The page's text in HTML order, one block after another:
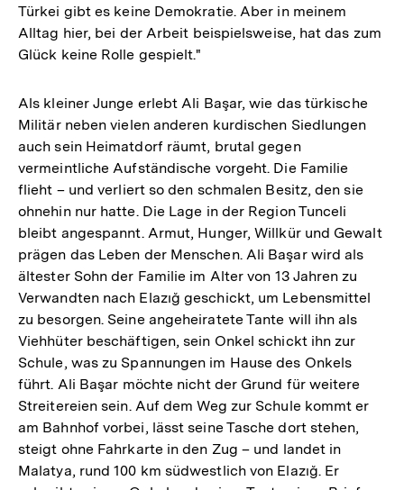
Türkei gibt es keine Demokratie. Aber in meinem
Alltag hier, bei der Arbeit beispielsweise, hat das zum
Glück keine Rolle gespielt."
Als kleiner Junge erlebt Ali Başar, wie das türkische
Militär neben vielen anderen kurdischen Siedlungen
auch sein Heimatdorf räumt, brutal gegen
vermeintliche Aufständische vorgeht. Die Familie
flieht – und verliert so den schmalen Besitz, den sie
ohnehin nur hatte. Die Lage in der Region Tunceli
bleibt angespannt. Armut, Hunger, Willkür und Gewalt
prägen das Leben der Menschen. Ali Başar wird als
ältester Sohn der Familie im Alter von 13 Jahren zu
Verwandten nach Elazığ geschickt, um Lebensmittel
zu besorgen. Seine angeheiratete Tante will ihn als
Viehhüter beschäftigen, sein Onkel schickt ihn zur
Schule, was zu Spannungen im Hause des Onkels
führt. Ali Başar möchte nicht der Grund für weitere
Streitereien sein. Auf dem Weg zur Schule kommt er
am Bahnhof vorbei, lässt seine Tasche dort stehen,
steigt ohne Fahrkarte in den Zug – und landet in
Malatya, rund 100 km südwestlich von Elazığ. Er